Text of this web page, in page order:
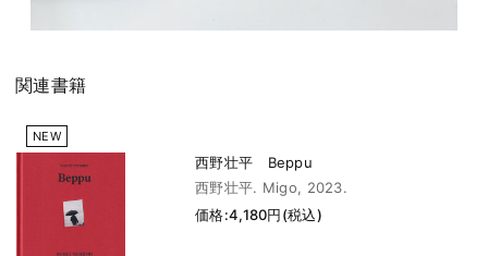
関連書籍
NEW
西野壮平 Beppu
西野壮平. Migo, 2023.
価格:4,180円(税込)